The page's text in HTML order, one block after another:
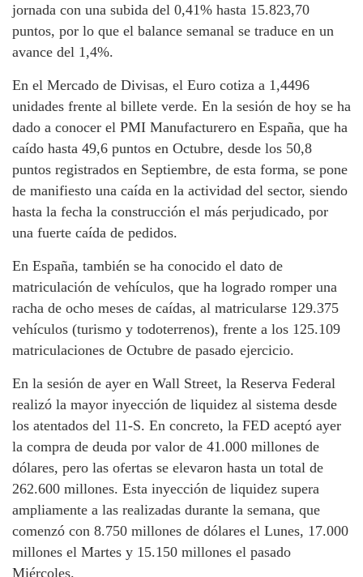
jornada con una subida del 0,41% hasta 15.823,70
puntos, por lo que el balance semanal se traduce en un
avance del 1,4%.
En el Mercado de Divisas, el Euro cotiza a 1,4496
unidades frente al billete verde. En la sesión de hoy se ha
dado a conocer el PMI Manufacturero en España, que ha
caído hasta 49,6 puntos en Octubre, desde los 50,8
puntos registrados en Septiembre, de esta forma, se pone
de manifiesto una caída en la actividad del sector, siendo
hasta la fecha la construcción el más perjudicado, por
una fuerte caída de pedidos.
En España, también se ha conocido el dato de
matriculación de vehículos, que ha logrado romper una
racha de ocho meses de caídas, al matricularse 129.375
vehículos (turismo y todoterrenos), frente a los 125.109
matriculaciones de Octubre de pasado ejercicio.
En la sesión de ayer en Wall Street, la Reserva Federal
realizó la mayor inyección de liquidez al sistema desde
los atentados del 11-S. En concreto, la FED aceptó ayer
la compra de deuda por valor de 41.000 millones de
dólares, pero las ofertas se elevaron hasta un total de
262.600 millones. Esta inyección de liquidez supera
ampliamente a las realizadas durante la semana, que
comenzó con 8.750 millones de dólares el Lunes, 17.000
millones el Martes y 15.150 millones el pasado
Miércoles.